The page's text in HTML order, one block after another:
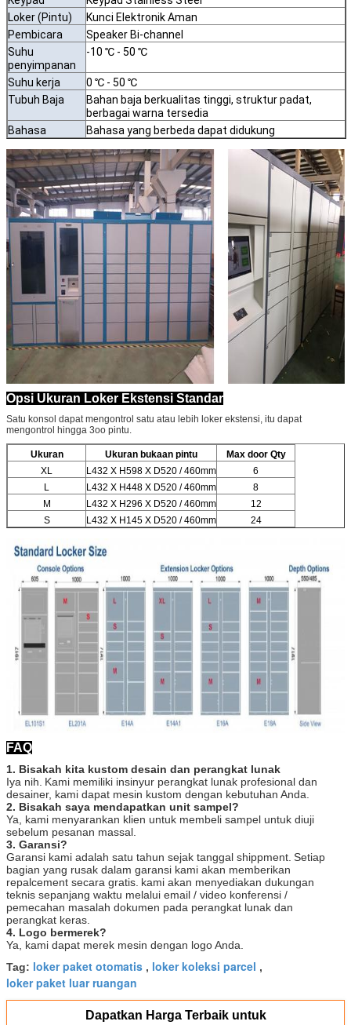
Loker (Pintu)
Kunci Elektronik Aman
Pembicara
Speaker Bi-channel
Suhu
penyimpanan
-10 ℃ - 50 ℃
Suhu kerja
0 ℃ - 50 ℃
Tubuh Baja
Bahan baja berkualitas tinggi, struktur padat,
berbagai warna tersedia
Bahasa
Bahasa yang berbeda dapat didukung
Opsi Ukuran Loker Ekstensi Standar
Satu konsol dapat mengontrol satu atau lebih loker ekstensi, itu dapat
mengontrol hingga 3oo pintu.
Ukuran Ukuran bukaan pintu
Max door Qty
XL
L432 X H598 X D520 / 460mm
6
L
L432 X H448 X D520 / 460mm
8
M
L432 X H296 X D520 / 460mm
12
S
L432 X H145 X D520 / 460mm 24
FAQ
1. Bisakah kita kustom desain dan perangkat lunak
Iya nih. Kami memiliki insinyur perangkat lunak profesional dan
desainer, kami dapat mesin kustom dengan kebutuhan Anda.
2. Bisakah saya mendapatkan unit sampel?
Ya, kami menyarankan klien untuk membeli sampel untuk diuji
sebelum pesanan massal.
3. Garansi?
Garansi kami adalah satu tahun sejak tanggal shippment. Setiap
bagian yang rusak dalam garansi kami akan memberikan
repalcement secara gratis. kami akan menyediakan dukungan
teknis sepanjang waktu melalui email / video konferensi /
pemecahan masalah dokumen pada perangkat lunak dan
perangkat keras.
4. Logo bermerek?
Ya, kami dapat merek mesin dengan logo Anda.
Tag: loker paket otomatis , loker koleksi parcel ,
loker paket luar ruangan
Dapatkan Harga Terbaik untuk